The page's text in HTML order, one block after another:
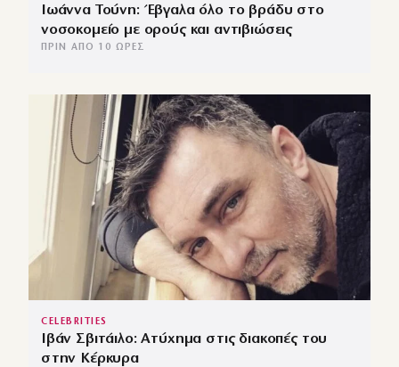
Ιωάννα Τούνη: Έβγαλα όλο το βράδυ στο
νοσοκομείο με ορούς και αντιβιώσεις
ΠΡΙΝ ΑΠΌ 10 ΏΡΕΣ
CELEBRITIES
Ιβάν Σβιτάιλο: Ατύχημα στις διακοπές του
στην Κέρκυρα